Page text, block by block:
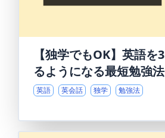
【独学でもOK】英語を
るようになる最短勉強法
英語 英会話 独学 勉強法